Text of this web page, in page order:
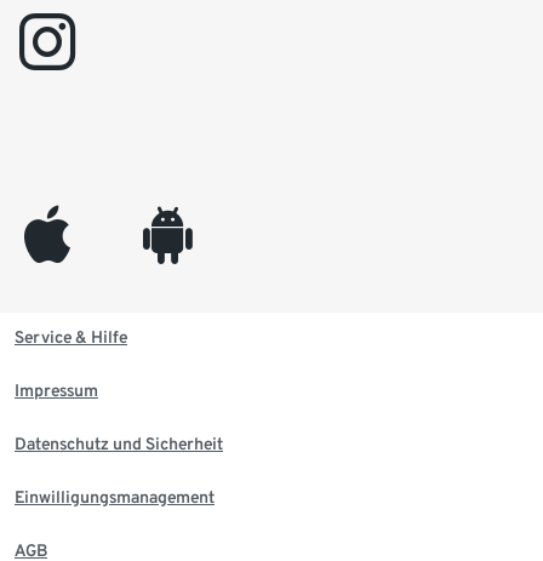
instagram
appleinc android
Service & Hilfe
Impressum
Datenschutz und Sicherheit
Einwilligungsmanagement
AGB